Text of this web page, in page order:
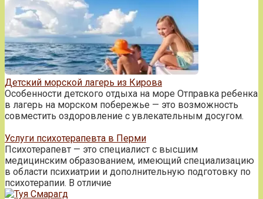
Детский морской лагерь из Кирова
Особенности детского отдыха на море Отправка ребенка
в лагерь на морском побережье — это возможность
совместить оздоровление с увлекательным досугом.
Услуги психотерапевта в Перми
Психотерапевт — это специалист с высшим
медицинским образованием, имеющий специализацию
в области психиатрии и дополнительную подготовку по
психотерапии. В отличие